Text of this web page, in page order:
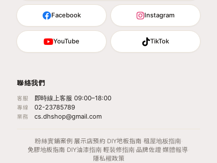
Facebook Instagram
YouTube TikTok
聯絡我們
客服 即時線上客服 09:00–18:00
專線 02-23785789
業務 cs.dhshop@gmail.com
粉絲實鋪案例 ·展示店預約·DIY地板指南 ·租屋地板指南·
免膠地板指南 ·DIY油漆指南·輕裝修指南·品牌佐證·媒體報導·
隱私權政策